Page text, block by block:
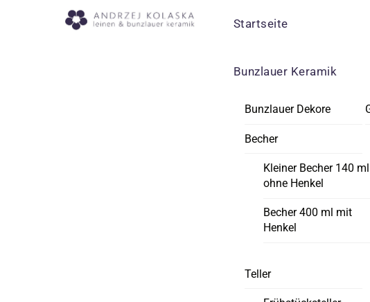
Menu
Startseite
Bunzlauer Keramik
Bunzlauer Dekore
Becher
Kleiner Becher 140 ml
ohne Henkel
Becher 400 ml mit
Henkel
Teller